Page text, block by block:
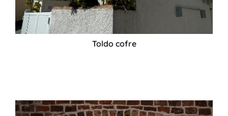
Toldo cofre